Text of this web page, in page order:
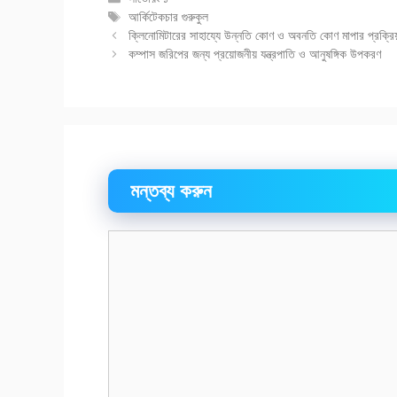
সমূহ
ট্যাগ
সমূহ
আর্কিটেকচার গুরুকুল
ক্লিনোমিটারের সাহায্যে উন্নতি কোণ ও অবনতি কোণ মাপার
কম্পাস জরিপের জন্য প্রয়োজনীয় যন্ত্রপাতি ও আনুষঙ্গিক উপকরণ
মন্তব্য করুন